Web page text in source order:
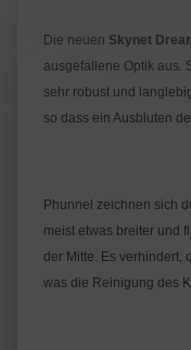
Die neuen Skynet
ausgefallene Optik aus.
sehr robust und
so dass ein Ausbluten
Phunnel zeichnen sich
meist etwas breiter und
der Mitte. Es verhindert,
was die Reinigung des